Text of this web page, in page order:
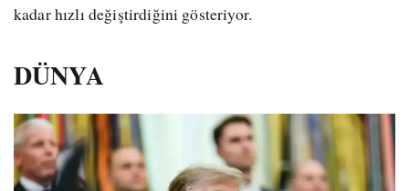
kadar hızlı değiştirdiğini gösteriyor.
DÜNYA